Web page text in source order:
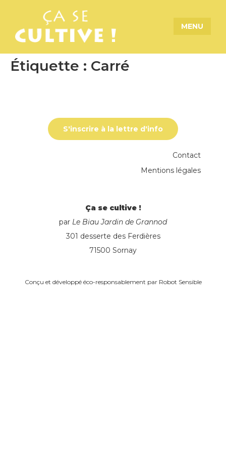
MENU
Étiquette : Carré
Ça se cultive !
par Le Biau Jardin de Grannod
301 desserte des Ferdières
71500 Sornay
S'inscrire à la lettre d'info
Contact
Mentions légales
Conçu et développé éco-responsablement par Robot Sensible